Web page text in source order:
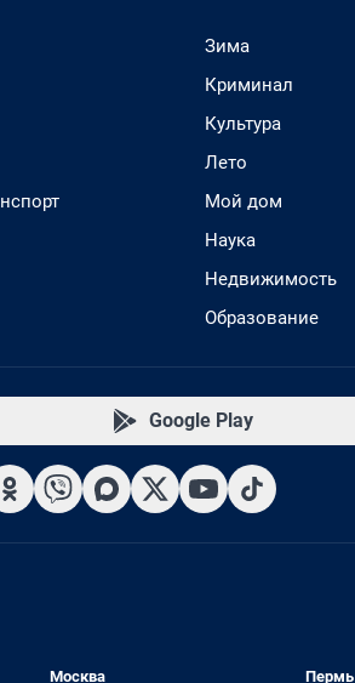
Зима
Криминал
Культура
Лето
Мой дом
Наука
Недвижимость
Образование
Google Play
Москва Пермь